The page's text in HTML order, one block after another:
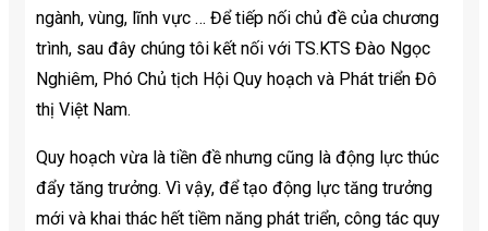
ngành, vùng, lĩnh vực … Để tiếp nối chủ đề của chương
trình, sau đây chúng tôi kết nối với TS.KTS Đào Ngọc
Nghiêm, Phó Chủ tịch Hội Quy hoạch và Phát triển Đô
thị Việt Nam.
Quy hoạch vừa là tiền đề nhưng cũng là động lực thúc
đẩy tăng trưởng. Vì vậy, để tạo động lực tăng trưởng
mới và khai thác hết tiềm năng phát triển, công tác quy